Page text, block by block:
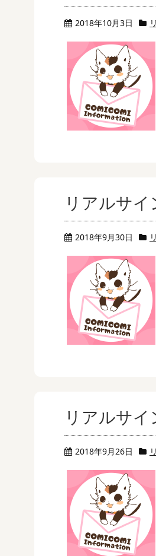
2018年10月3日
リアルサ
2018年9月30日
リアルサ
2018年9月26日